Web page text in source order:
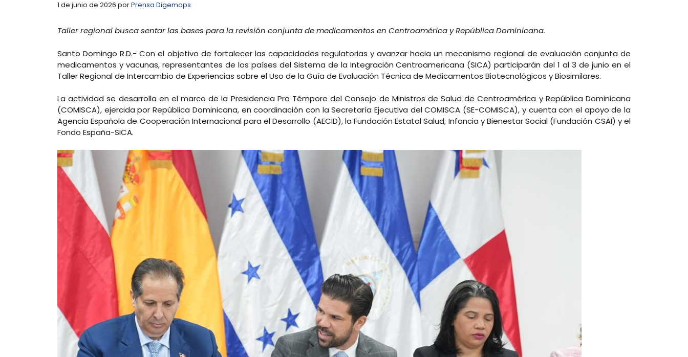
1 de junio de 2026 porPrensa Digemaps
Taller regional busca sentar las bases para la revisión conjunta de medicamentos en Centroamérica y República Dominicana.
Santo Domingo R.D.- Con el objetivo de fortalecer las capacidades regulatorias y avanzar hacia un mecanismo regional de evaluación conjunta de
medicamentos y vacunas, representantes de los países del Sistema de la Integración Centroamericana (SICA) participarán del 1 al 3 de junio en el
Taller Regional de Intercambio de Experiencias sobre el Uso de la Guía de Evaluación Técnica de Medicamentos Biotecnológicos y Biosimilares.
La actividad se desarrolla en el marco de la Presidencia Pro Témpore del Consejo de Ministros de Salud de Centroamérica y República Dominicana
(COMISCA), ejercida por República Dominicana, en coordinación con la Secretaría Ejecutiva del COMISCA (SE-COMISCA), y cuenta con el apoyo de la
Agencia Española de Cooperación Internacional para el Desarrollo (AECID), la Fundación Estatal Salud, Infancia y Bienestar Social (Fundación CSAI) y el
Fondo España-SICA.